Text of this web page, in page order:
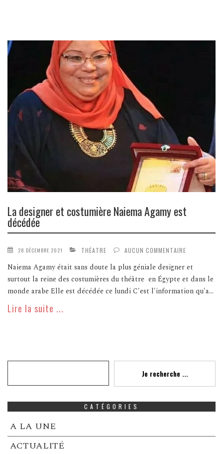
La designer et costumière Naiema Agamy est
décédée
28 DÉCEMBRE 2021 THÉATRE AUCUN COMMENTAIRE
Naiema Agamy était sans doute la plus géniale designer et
surtout la reine des costumières du théâtre en Égypte et dans le
monde arabe Elle est décédée ce lundi C'est l'information qu'a...
Lire la suite ...
Je recherche ...
CATÉGORIES
A LA UNE
ACTUALITÉ